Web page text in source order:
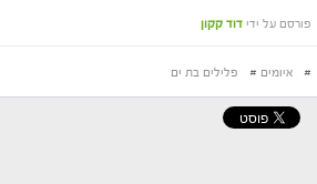
פורסם על ידי דוד קקון
# איומים # פלילים בת ים